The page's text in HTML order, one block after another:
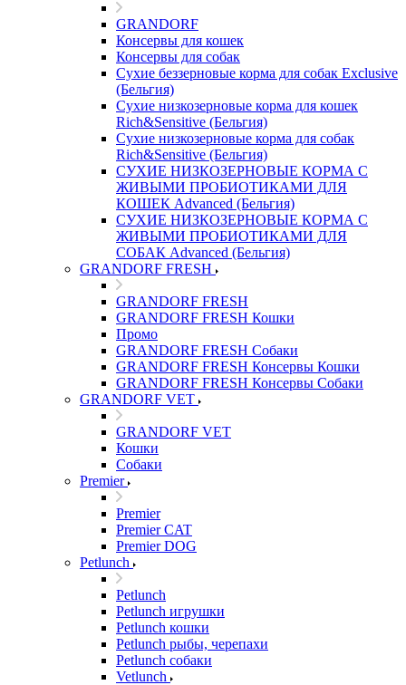
GRANDORF
Консервы для кошек
Консервы для собак
Сухие беззерновые корма для собак Exclusive
(Бельгия)
Сухие низкозерновые корма для кошек
Rich&Sensitive (Бельгия)
Сухие низкозерновые корма для собак
Rich&Sensitive (Бельгия)
СУХИЕ НИЗКОЗЕРНОВЫЕ КОРМА С
ЖИВЫМИ ПРОБИОТИКАМИ ДЛЯ
КОШЕК Advanced (Бельгия)
СУХИЕ НИЗКОЗЕРНОВЫЕ КОРМА С
ЖИВЫМИ ПРОБИОТИКАМИ ДЛЯ
СОБАК Advanced (Бельгия)
GRANDORF FRESH
GRANDORF FRESH
GRANDORF FRESH Кошки
Промо
GRANDORF FRESH Собаки
GRANDORF FRESH Консервы Кошки
GRANDORF FRESH Консервы Собаки
GRANDORF VET
GRANDORF VET
Кошки
Собаки
Premier
Premier
Premier CAT
Premier DOG
Petlunch
Petlunch
Petlunch игрушки
Petlunch кошки
Petlunch рыбы, черепахи
Petlunch собаки
Vetlunch